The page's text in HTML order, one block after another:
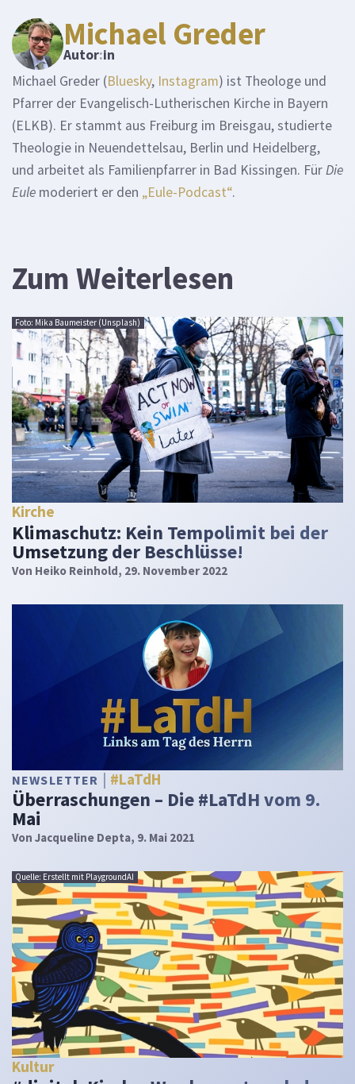
Michael Greder
Autor:in
Michael Greder (Bluesky, Instagram) ist Theologe und
Pfarrer der Evangelisch-Lutherischen Kirche in Bayern
(ELKB). Er stammt aus Freiburg im Breisgau, studierte
Theologie in Neuendettelsau, Berlin und Heidelberg,
und arbeitet als Familienpfarrer in Bad Kissingen. FürDie
Eule moderiert er den „Eule-Podcast“.
Zum Weiterlesen
Foto: Mika Baumeister (Unsplash)
Kirche
Klimaschutz: Kein Tempolimit bei der
Umsetzung der Beschlüsse!
Von Heiko Reinhold, 29. November 2022
NEWSLETTER #LaTdH
Überraschungen – Die #LaTdH vom 9.
Mai
Von Jacqueline Depta, 9. Mai 2021
Quelle: Erstellt mit PlaygroundAI
Kultur